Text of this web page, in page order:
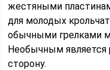
жестяными
для молодых
обычными грелками
Необычным является
сторону.